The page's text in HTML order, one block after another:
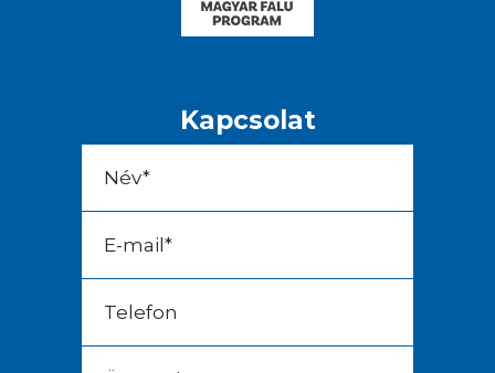
Kapcsolat